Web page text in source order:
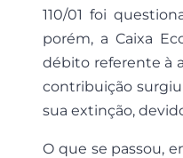
110/01 foi
porém, a Caixa
débito referente à
contribuição
sua extinção,
O que se passou,